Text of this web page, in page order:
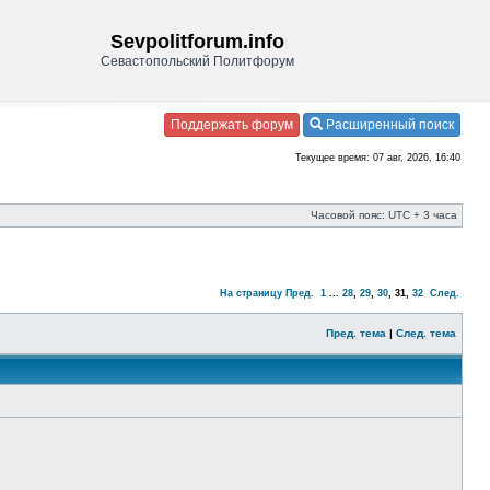
Sevpolitforum.info
Севастопольский Политфорум
Поддержать форум Расширенный поиск
Текущее время: 07 авг, 2026, 16:40
Часовой пояс: UTC + 3 часа
На страницу Пред. 1 ... 28, 29, 30, 31, 32 След.
Пред. тема | След. тема